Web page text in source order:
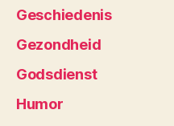
Geschiedenis
Gezondheid
Godsdienst
Humor